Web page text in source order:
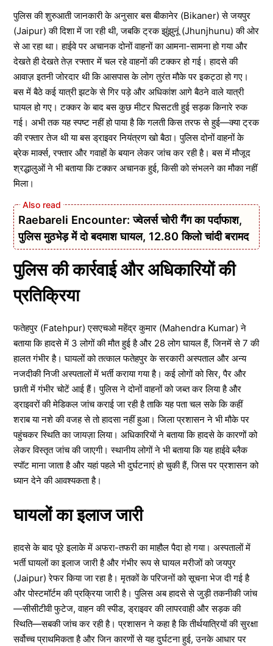
पुलिस की शुरुआती जानकारी के अनुसार बस बीकानेर (Bikaner) से जयपुर
(Jaipur) की दिशा में जा रही थी, जबकि ट्रक झुंझुनूं (Jhunjhunu) की ओर
से आ रहा था। हाईवे पर अचानक दोनों वाहनों का आमना-सामना हो गया और
देखते ही देखते तेज़ रफ्तार में चल रहे वाहनों की टक्कर हो गई। हादसे की
आवाज़ इतनी जोरदार थी कि आसपास के लोग तुरंत मौके पर इकट्ठा हो गए।
बस में बैठे कई यात्री झटके से गिर पड़े और अधिकांश आगे बैठने वाले यात्री
घायल हो गए। टक्कर के बाद बस कुछ मीटर घिसटती हुई सड़क किनारे रुक
गई। अभी तक यह स्पष्ट नहीं हो पाया है कि गलती किस तरफ से हुई—क्या ट्रक
की रफ्तार तेज थी या बस ड्राइवर नियंत्रण खो बैठा। पुलिस दोनों वाहनों के
ब्रेक मार्क्स, रफ्तार और गवाहों के बयान लेकर जांच कर रही है। बस में मौजूद
श्रद्धालुओं ने भी बताया कि टक्कर अचानक हुई, किसी को संभलने का मौका नहीं
मिला।
Raebareli Encounter: ज्वेलर्स चोरी गैंग का पर्दाफाश,
पुलिस मुठभेड़ में दो बदमाश घायल, 12.80 किलो चांदी बरामद
पुलिस की कार्रवाई और अधिकारियों की
प्रतिक्रिया
फतेहपुर (Fatehpur) एसएचओ महेंद्र कुमार (Mahendra Kumar) ने
बताया कि हादसे में 3 लोगों की मौत हुई है और 28 लोग घायल हैं, जिनमें से 7 की
हालत गंभीर है। घायलों को तत्काल फतेहपुर के सरकारी अस्पताल और अन्य
नजदीकी निजी अस्पतालों में भर्ती कराया गया है। कई लोगों को सिर, पैर और
छाती में गंभीर चोटें आई हैं। पुलिस ने दोनों वाहनों को जब्त कर लिया है और
ड्राइवरों की मेडिकल जांच कराई जा रही है ताकि यह पता चल सके कि कहीं
शराब या नशे की वजह से तो हादसा नहीं हुआ। जिला प्रशासन ने भी मौके पर
पहुंचकर स्थिति का जायज़ा लिया। अधिकारियों ने बताया कि हादसे के कारणों को
लेकर विस्तृत जांच की जाएगी। स्थानीय लोगों ने भी बताया कि यह हाईवे ब्लैक
स्पॉट माना जाता है और यहां पहले भी दुर्घटनाएं हो चुकी हैं, जिस पर प्रशासन को
ध्यान देने की आवश्यकता है।
घायलों का इलाज जारी
हादसे के बाद पूरे इलाके में अफरा-तफरी का माहौल पैदा हो गया। अस्पतालों में
भर्ती घायलों का इलाज जारी है और गंभीर रूप से घायल मरीजों को जयपुर
(Jaipur) रेफर किया जा रहा है। मृतकों के परिजनों को सूचना भेज दी गई है
और पोस्टमॉर्टम की प्रक्रिया जारी है। पुलिस अब हादसे से जुड़ी तकनीकी जांच
—सीसीटीवी फुटेज, वाहन की स्पीड, ड्राइवर की लापरवाही और सड़क की
स्थिति—सबकी जांच कर रही है। प्रशासन ने कहा है कि तीर्थयात्रियों की सुरक्षा
सर्वोच्च प्राथमिकता है और जिन कारणों से यह दुर्घटना हुई, उनके आधार पर